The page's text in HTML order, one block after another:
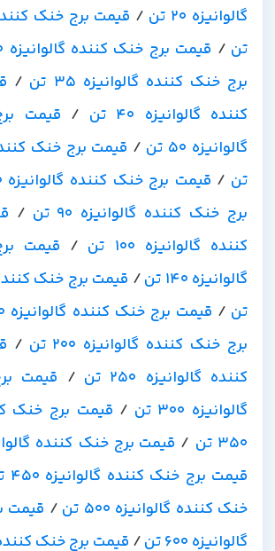
گالوانیزه 20 تن
/
تن / قیمت برج خنک کننده گالوانیزه 30 تن
برج خنک کننده گالوانیزه 35 تن
/
کننده گالوانیزه 40 تن
/ قیمت
گالوانیزه 50 تن
/
تن / قیمت برج خنک کننده گالوانیزه 80 تن
برج خنک کننده گالوانیزه 90 تن
/
کننده گالوانیزه 100 تن
/ قیمت
گالوانیزه 140 تن
/
تن / قیمت برج خنک کننده گالوانیزه 180 تن
برج خنک کننده گالوانیزه 200 تن
/
کننده گالوانیزه 250 تن
/ قیمت
گالوانیزه 300 تن
/ قیمت برج خنک
350 تن
/ قیمت برج خنک کننده گالوانیزه
قیمت برج خنک کننده گالوانیزه 450 تن
خنک کننده گالوانیزه 500 تن
/ قیمت
گالوانیزه 600 تن
/